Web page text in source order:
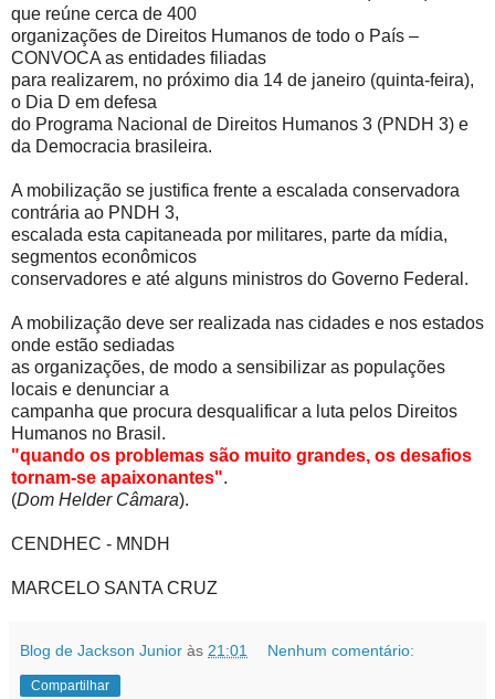
que reúne cerca de 400
organizações de Direitos Humanos de todo o País –
CONVOCA as entidades filiadas
para realizarem, no próximo dia 14 de janeiro (quinta-feira),
o Dia D em defesa
do Programa Nacional de Direitos Humanos 3 (PNDH 3) e
da Democracia brasileira.
A mobilização se justifica frente a escalada conservadora
contrária ao PNDH 3,
escalada esta capitaneada por militares, parte da mídia,
segmentos econômicos
conservadores e até alguns ministros do Governo Federal.
A mobilização deve ser realizada nas cidades e nos estados
onde estão sediadas
as organizações, de modo a sensibilizar as populações
locais e denunciar a
campanha que procura desqualificar a luta pelos Direitos
Humanos no Brasil.
"quando os problemas são muito grandes, os desafios
tornam-se apaixonantes".
(Dom Helder Câmara).
CENDHEC - MNDH
MARCELO SANTA CRUZ
Blog de Jackson Junior às 21:01 Nenhum comentário:
Compartilhar